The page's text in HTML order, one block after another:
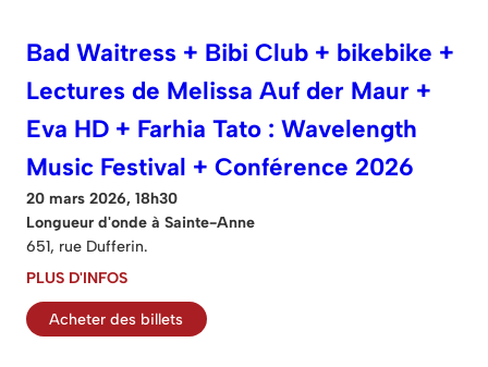
Bad Waitress + Bibi Club + bikebike +
Lectures de Melissa Auf der Maur +
Eva HD + Farhia Tato : Wavelength
Music Festival + Conférence 2026
20 mars 2026, 18h30
Longueur d'onde à Sainte-Anne
651, rue Dufferin.
PLUS D'INFOS
Acheter des billets